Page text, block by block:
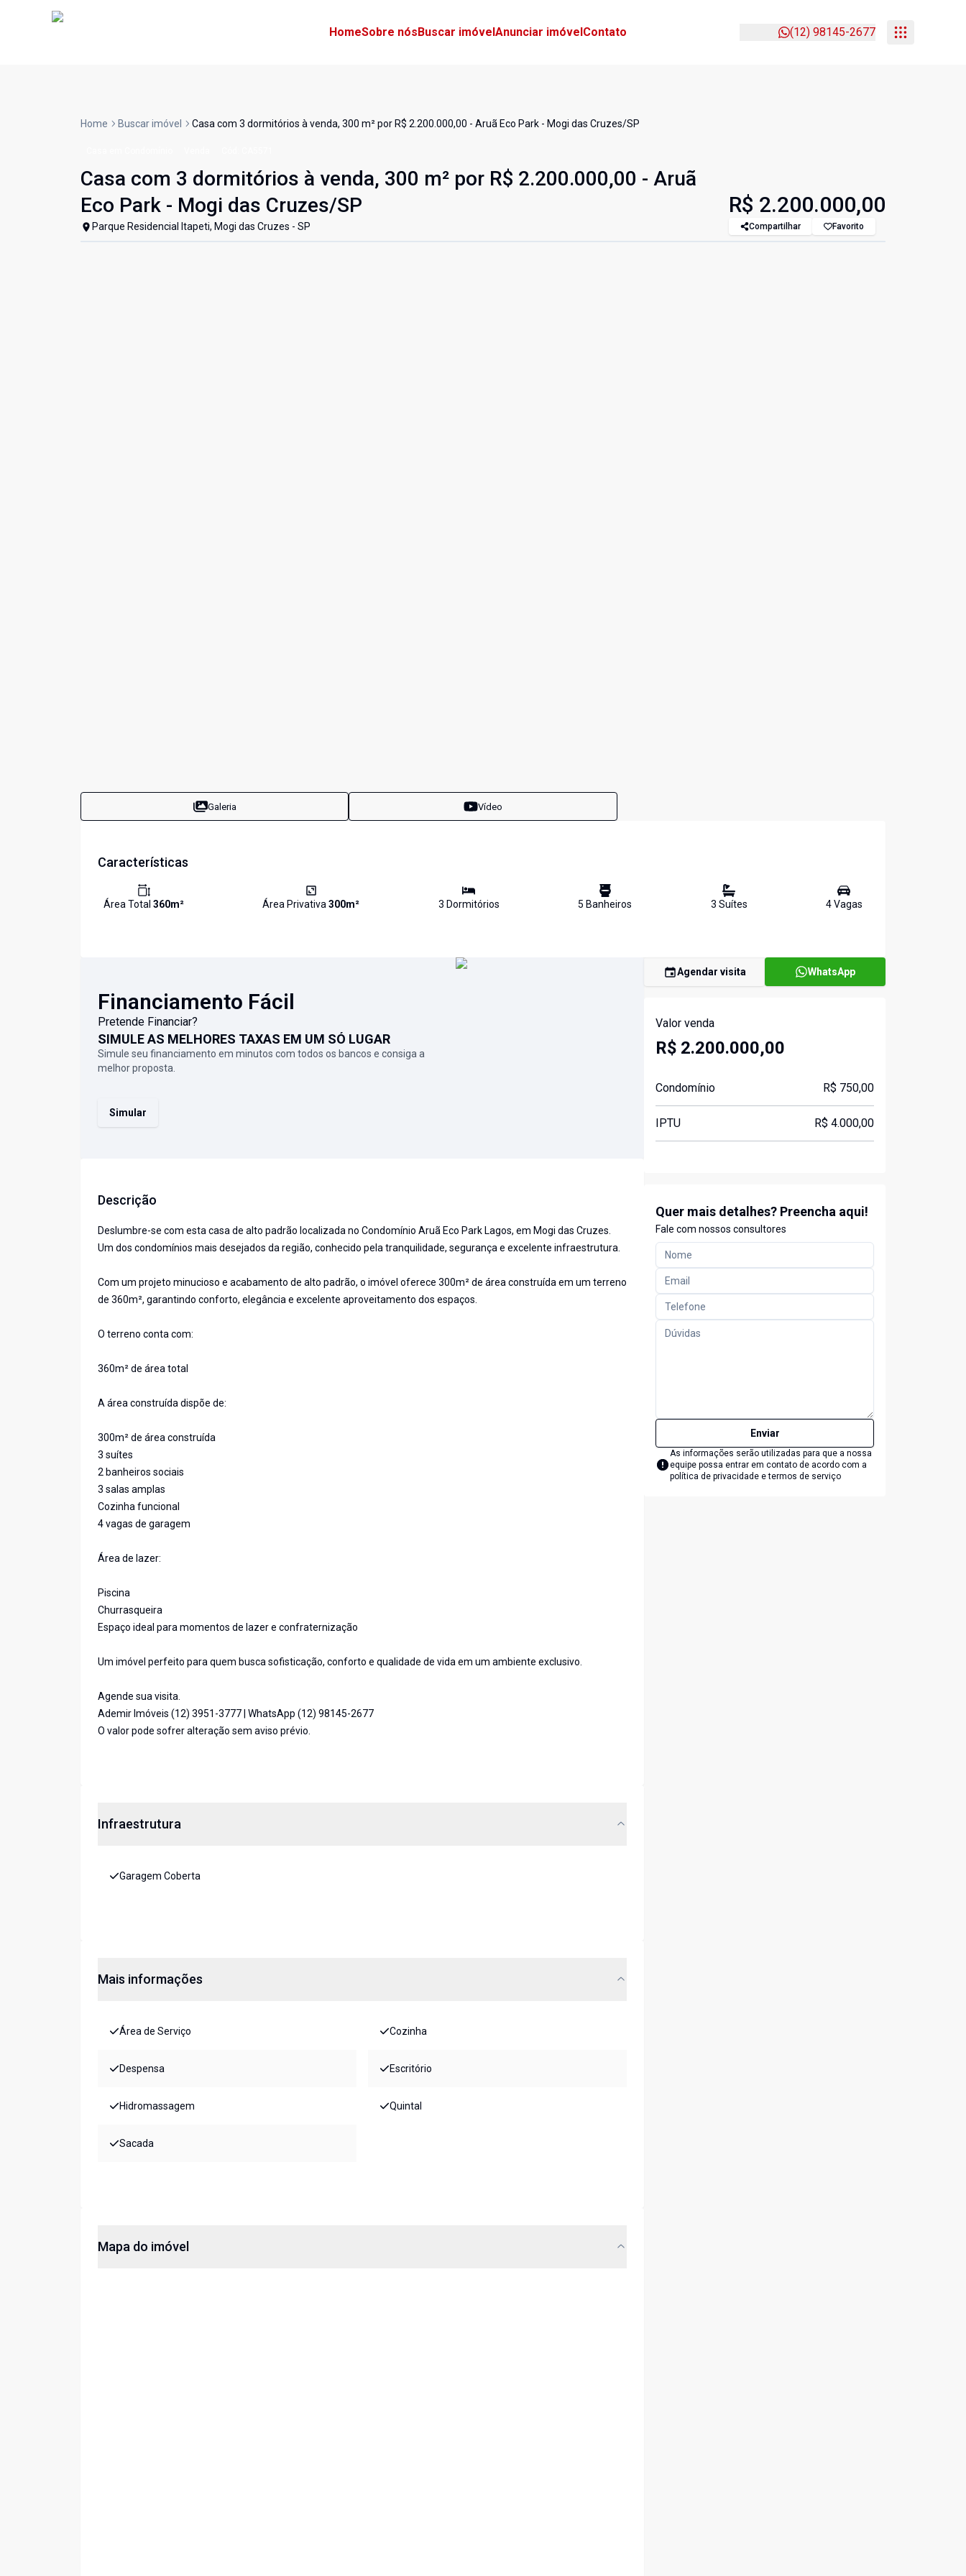
HomeSobre nósBuscar imóvelAnunciar imóvelContato (12) 98145-2677
Home Buscar imóvel Casa com 3 dormitórios à venda, 300 m² por R$ 2.200.000,00 - Aruã Eco Park - Mogi das Cruzes/SP
Casa com 3 dormitórios à venda, 300 m² por R$ 2.200.000,00 - Aruã
Eco Park - Mogi das Cruzes/SP
Parque Residencial Itapeti, Mogi das Cruzes - SP
R$ 2.200.000,00
Compartilhar Favorito
Galeria Vídeo
Características
Área Total 360m² Área Privativa300m² 3 Dormitórios 5 Banheiros 3 Suítes 4Vagas
Financiamento Fácil
Pretende Financiar?
SIMULE AS MELHORES TAXAS EM UM SÓ LUGAR
Simule seu financiamento em minutos com todos os bancos e consiga a
melhor proposta.
Simular
Descrição
Deslumbre-se com esta casa de alto padrão localizada no Condomínio Aruã Eco Park Lagos, em Mogi das Cruzes.
Um dos condomínios mais desejados da região, conhecido pela tranquilidade, segurança e excelente infraestrutura.
Com um projeto minucioso e acabamento de alto padrão, o imóvel oferece 300m² de área construída em um terreno
de 360m², garantindo conforto, elegância e excelente aproveitamento dos espaços.
O terreno conta com:
360m² de área total
A área construída dispõe de:
300m² de área construída
3 suítes
2 banheiros sociais
3 salas amplas
Cozinha funcional
4 vagas de garagem
Área de lazer:
Piscina
Churrasqueira
Espaço ideal para momentos de lazer e confraternização
Um imóvel perfeito para quem busca sofisticação, conforto e qualidade de vida em um ambiente exclusivo.
Agende sua visita.
Ademir Imóveis (12) 3951-3777 | WhatsApp (12) 98145-2677
O valor pode sofrer alteração sem aviso prévio.
Infraestrutura
Garagem Coberta
Mais informações
Área de Serviço Cozinha
Despensa Escritório
Hidromassagem Quintal
Sacada
Mapa do imóvel
Agendar visita WhatsApp
Valor venda
R$ 2.200.000,00
Condomínio R$ 750,00
IPTU R$ 4.000,00
Quer mais detalhes? Preencha aqui!
Fale com nossos consultores
Enviar
As informações serão utilizadas para que a nossa
equipe possa entrar em contato de acordo com a
política de privacidade e termos de serviço